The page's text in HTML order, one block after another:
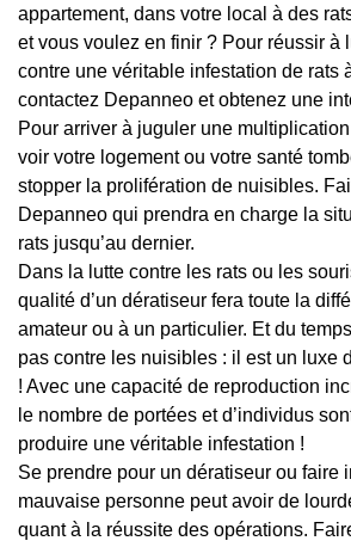
appartement, dans votre local à des
et vous voulez en finir ? Pour réussir à
contre une véritable infestation de rats
contactez Depanneo et obtenez une
Pour arriver à juguler une
voir votre logement ou votre santé
stopper la prolifération de nuisibles.
Depanneo qui prendra en charge la
rats jusqu’au dernier.
Dans la lutte contre les rats ou les
qualité d’un dératiseur fera toute la
amateur ou à un particulier. Et du
pas contre les nuisibles : il est un luxe
! Avec une capacité de reproduction
le nombre de portées et d’individus
produire une véritable infestation !
Se prendre pour un dératiseur ou faire
mauvaise personne peut avoir de
quant à la réussite des opérations.